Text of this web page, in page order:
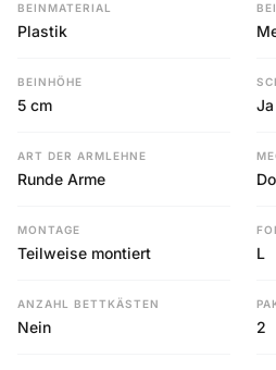
BEINMATERIAL
Plastik
BEINHÖHE
5 cm Ja
ART DER ARMLEHNE
Runde Arme
MONTAGE
Teilweise montiert L
ANZAHL BETTKÄSTEN
Nein 2